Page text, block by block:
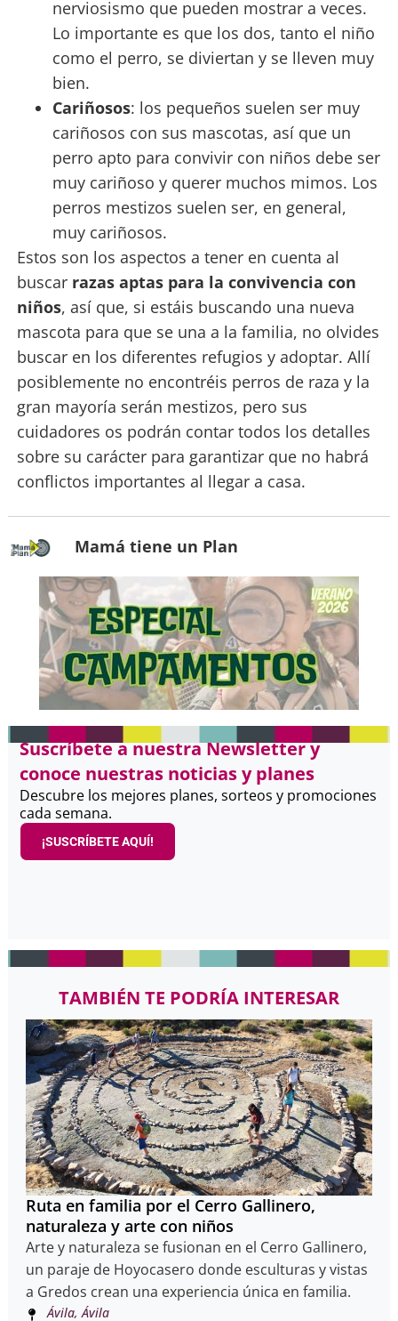
nerviosismo que pueden mostrar a veces.
Lo importante es que los dos, tanto el niño
como el perro, se diviertan y se lleven muy
bien.
Cariñosos: los pequeños suelen ser muy
cariñosos con sus mascotas, así que un
perro apto para convivir con niños debe ser
muy cariñoso y querer muchos mimos. Los
perros mestizos suelen ser, en general,
muy cariñosos.
Estos son los aspectos a tener en cuenta al
buscar razas aptas para la convivencia con
niños, así que, si estáis buscando una nueva
mascota para que se una a la familia, no olvides
buscar en los diferentes refugios y adoptar. Allí
posiblemente no encontréis perros de raza y la
gran mayoría serán mestizos, pero sus
cuidadores os podrán contar todos los detalles
sobre su carácter para garantizar que no habrá
conflictos importantes al llegar a casa.
Mamá tiene un Plan
Suscríbete a nuestra Newsletter y
conoce nuestras noticias y planes
Descubre los mejores planes, sorteos y promociones
cada semana.
¡SUSCRÍBETE AQUÍ!
TAMBIÉN TE PODRÍA INTERESAR
Ruta en familia por el Cerro Gallinero,
naturaleza y arte con niños
Arte y naturaleza se fusionan en el Cerro Gallinero,
un paraje de Hoyocasero donde esculturas y vistas
a Gredos crean una experiencia única en familia.
Ávila, Ávila